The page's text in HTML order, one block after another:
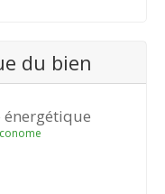
du bien